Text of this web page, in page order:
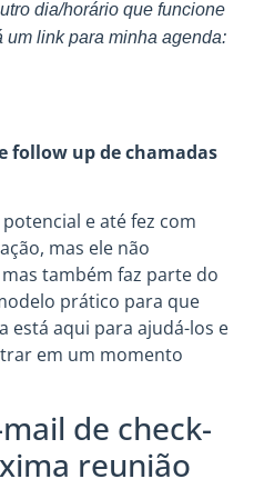
dia/horário que funcione
um link para minha agenda:
follow up de chamadas
e até fez com
mas ele não
também faz parte do
prático para que
está aqui para ajudá-los e
em um momento
de check-
reunião